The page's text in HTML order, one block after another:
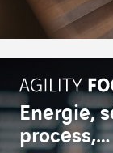
Energie,